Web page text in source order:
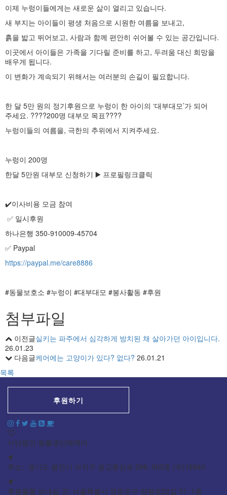
이제 누렁이들에게는 새로운 삶이 열리고 있습니다.
새 부지는 아이들이 평생 처음으로 시원한 여름을 보내고,
흙을 밟고 뛰어보고, 사람과 함께 편안히 쉬어볼 수 있는 공간입니다.
이곳에서 아이들은 가족을 기다릴 준비를 하고, 두려움 대신 희망을
배우게 됩니다.
이 변화가 계속되기 위해서는 여러분의 손길이 필요합니다.
한 달 5만 원의 정기후원으로 누렁이 한 아이의 ‘대부대모’가 되어
주세요. ????200명 대부모 목표????
누렁이들의 여름을, 극한의 추위에서 지켜주세요.
누렁이 200명
한달 5만원 대부모 신청하기 ▶️ 프로필링크클릭
✔️이사비용 모금 참여
✅ 일시후원
하나은행 350-910009-45704
✅ Paypal
https://paypal.me/care8886
#동물보호소 #누렁이 #대부대모 #봉사활동 #후원
첨부파일
이전글실키는 파주에서 심각하게 방치된 채 살아가던 아이입니다.
26.01.23
다음글케어에는 고양이가 있다? 없다? 26.01.21
목록
후원하기
사단법인 동물권단체케어
주소: 경기도 용인시 수지구 광교중앙로 298, 903호 (우)16943
후원물품 보내실 곳: 서울특별시 영등포구 양평로22길 31, 1층